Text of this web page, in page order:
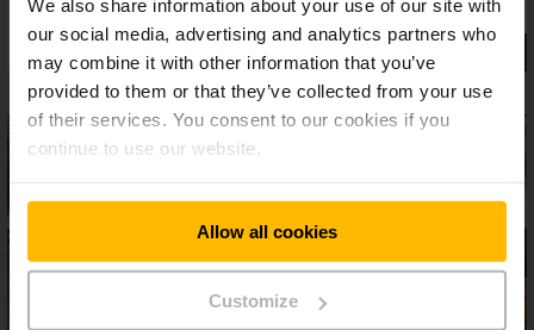
We also share information about your use of our site with
our social media, advertising and analytics partners who
may combine it with other information that you’ve
provided to them or that they’ve collected from your use
of their services. You consent to our cookies if you
continue to use our website.
Allow all cookies
Customize